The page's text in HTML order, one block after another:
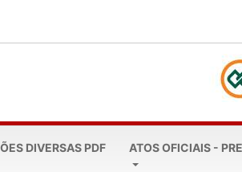
DIVERSAS PDF ATOS OFICIAIS -